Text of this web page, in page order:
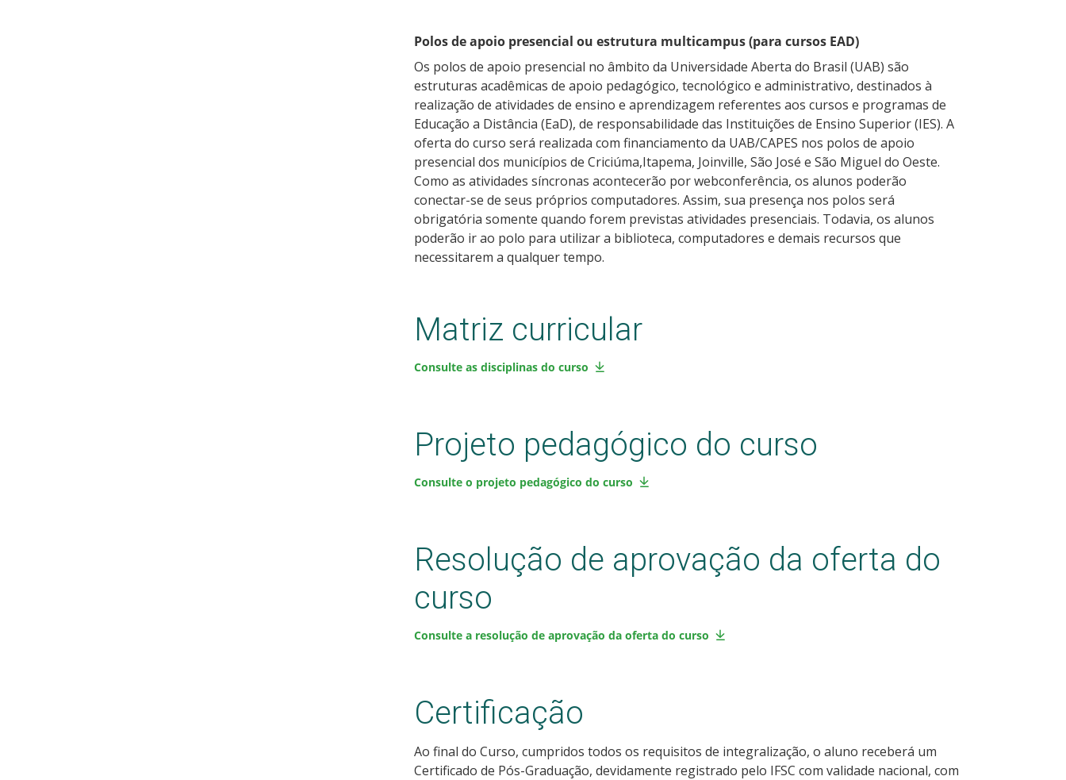
Polos de apoio presencial ou estrutura multicampus (para cursos EAD)
Os polos de apoio presencial no âmbito da Universidade Aberta do Brasil (UAB) são
estruturas acadêmicas de apoio pedagógico, tecnológico e administrativo, destinados à
realização de atividades de ensino e aprendizagem referentes aos cursos e programas de
Educação a Distância (EaD), de responsabilidade das Instituições de Ensino Superior (IES). A
oferta do curso será realizada com financiamento da UAB/CAPES nos polos de apoio
presencial dos municípios de Criciúma,Itapema, Joinville, São José e São Miguel do Oeste.
Como as atividades síncronas acontecerão por webconferência, os alunos poderão
conectar-se de seus próprios computadores. Assim, sua presença nos polos será
obrigatória somente quando forem previstas atividades presenciais. Todavia, os alunos
poderão ir ao polo para utilizar a biblioteca, computadores e demais recursos que
necessitarem a qualquer tempo.
Matriz curricular
Consulte as disciplinas do curso
Projeto pedagógico do curso
Consulte o projeto pedagógico do curso
Resolução de aprovação da oferta do
curso
Consulte a resolução de aprovação da oferta do curso
Certificação
Ao final do Curso, cumpridos todos os requisitos de integralização, o aluno receberá um
Certificado de Pós-Graduação, devidamente registrado pelo IFSC com validade nacional, com